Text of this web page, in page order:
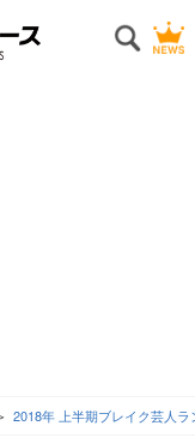
2018年 上半期ブレイク芸人ラ